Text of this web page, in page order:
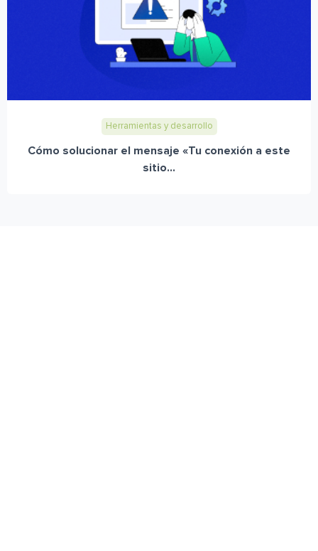
Herramientas y desarrollo
Cómo solucionar el mensaje «Tu conexión a este
sitio...